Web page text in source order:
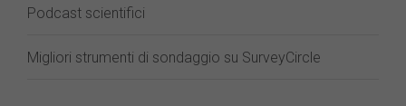
Podcast scientifici
Migliori strumenti di sondaggio su SurveyCircle